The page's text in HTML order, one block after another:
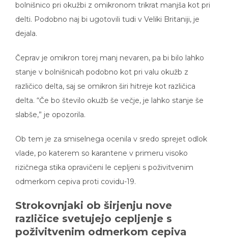
bolnišnico pri okužbi z omikronom trikrat manjša kot pri
delti. Podobno naj bi ugotovili tudi v Veliki Britaniji, je
dejala.
Čeprav je omikron torej manj nevaren, pa bi bilo lahko
stanje v bolnišnicah podobno kot pri valu okužb z
različico delta, saj se omikron širi hitreje kot različica
delta. “Če bo število okužb še večje, je lahko stanje še
slabše,” je opozorila.
Ob tem je za smiselnega ocenila v sredo sprejet odlok
vlade, po katerem so karantene v primeru visoko
rizičnega stika opravičeni le cepljeni s poživitvenim
odmerkom cepiva proti covidu-19.
Strokovnjaki ob širjenju nove
različice svetujejo cepljenje s
poživitvenim odmerkom cepiva